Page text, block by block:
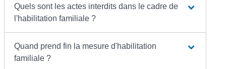
Quels sont les actes interdits dans le cadre de
l'habilitation familiale ?
Quand prend fin la mesure d'habilitation
familiale ?